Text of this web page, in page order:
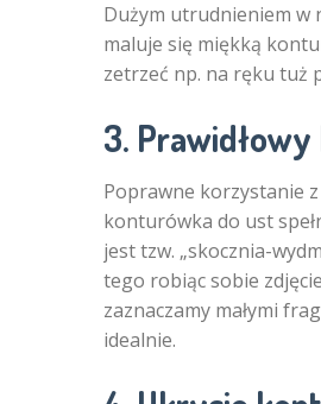
Dużym utrudnieniem w
maluje się miękką
zetrzeć np. na ręku tuż
3.
Poprawne korzystanie
konturówka do ust
jest tzw. „skocznia-
tego robiąc sobie
zaznaczamy małymi
idealnie.